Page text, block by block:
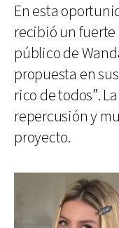
En esta
recibió un
público de
propuesta en
rico de todos”.
repercusión y
proyecto.